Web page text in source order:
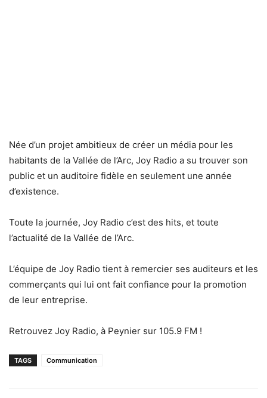
Née d’un projet ambitieux de créer un média pour les
habitants de la Vallée de l’Arc, Joy Radio a su trouver son
public et un auditoire fidèle en seulement une année
d’existence.
Toute la journée, Joy Radio c’est des hits, et toute
l’actualité de la Vallée de l’Arc.
L’équipe de Joy Radio tient à remercier ses auditeurs et les
commerçants qui lui ont fait confiance pour la promotion
de leur entreprise.
Retrouvez Joy Radio, à Peynier sur 105.9 FM !
TAGS Communication